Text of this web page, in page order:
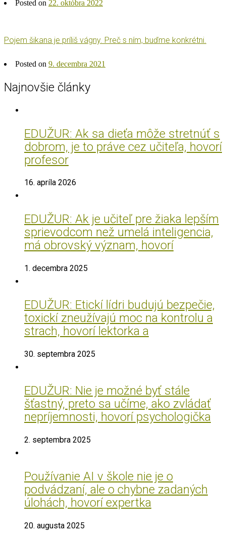
Posted on 22. októbra 2022
Pojem šikana je príliš vágny. Preč s ním, buďme konkrétni.
Posted on 9. decembra 2021
Najnovšie články
EDUŽUR: Ak sa dieťa môže stretnúť s
dobrom, je to práve cez učiteľa, hovorí
profesor
16. apríla 2026
EDUŽUR: Ak je učiteľ pre žiaka lepším
sprievodcom než umelá inteligencia,
má obrovský význam, hovorí
1. decembra 2025
EDUŽUR: Etickí lídri budujú bezpečie,
toxickí zneužívajú moc na kontrolu a
strach, hovorí lektorka a
30. septembra 2025
EDUŽUR: Nie je možné byť stále
šťastný, preto sa učíme, ako zvládať
nepríjemnosti, hovorí psychologička
2. septembra 2025
Používanie AI v škole nie je o
podvádzaní, ale o chybne zadaných
úlohách, hovorí expertka
20. augusta 2025